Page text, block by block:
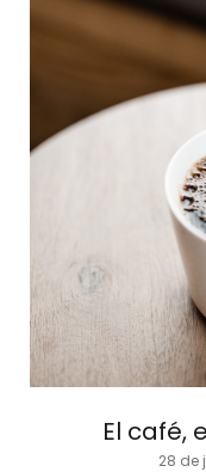
El café,
Posted
28 de